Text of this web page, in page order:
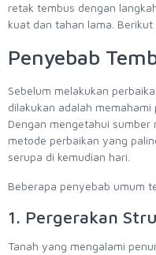
retak tembus dengan
kuat dan tahan lama. Berikut
Penyebab
Sebelum melakukan
dilakukan adalah
Dengan mengetahui
metode perbaikan yang
serupa di kemudian hari.
Beberapa penyebab umum
1. Pergerakan
Tanah yang mengalami